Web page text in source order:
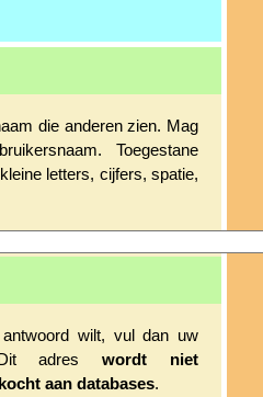
die anderen zien. Mag
Toegestane
letters, cijfers, spatie,
antwoord wilt, vul dan uw
Dit adreswordt niet
aan databases.